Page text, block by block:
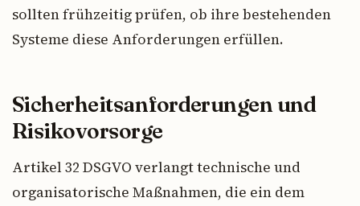
sollten frühzeitig prüfen, ob ihre bestehenden
Systeme diese Anforderungen erfüllen.
Sicherheitsanforderungen und
Risikovorsorge
Artikel 32 DSGVO verlangt technische und
organisatorische Maßnahmen, die ein dem